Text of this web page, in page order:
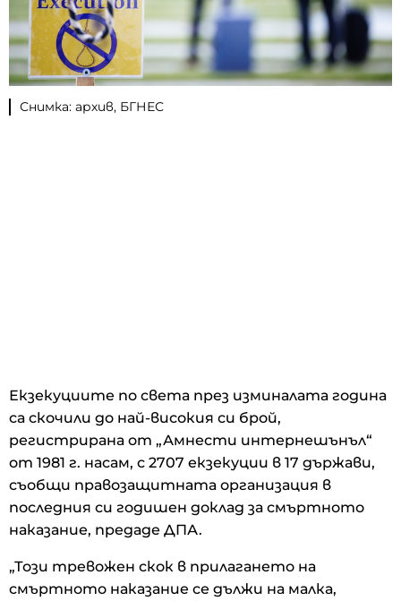
Снимка: архив, БГНЕС
Екзекуциите по света през изминалата година
са скочили до най-високия си брой,
регистрирана от „Амнести интернешънъл“
от 1981 г. насам, с 2707 екзекуции в 17 държави,
съобщи правозащитната организация в
последния си годишен доклад за смъртното
наказание, предаде ДПА.
„Този тревожен скок в прилагането на
смъртното наказание се дължи на малка,